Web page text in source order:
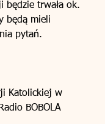
będzie trwała ok.
będą mieli
pytań.
Katolickiej w
BOBOLA